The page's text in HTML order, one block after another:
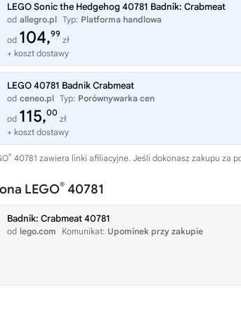
LEGO Sonic the Hedgehog 40781 Badnik: Crabmeat
od allegro.pl Typ: Platforma handlowa
od 104,99
zł
+ koszt dostawy
LEGO 40781 Badnik Crabmeat
od ceneo.pl Typ: Porównywarka cen
od 115,00
zł
+ koszt dostawy
® 40781 zawiera linki afiliacyjne. Jeśli dokonasz zakupu za
LEGO® 40781
Badnik: Crabmeat 40781
od lego.com Komunikat: Upominek przy zakupie